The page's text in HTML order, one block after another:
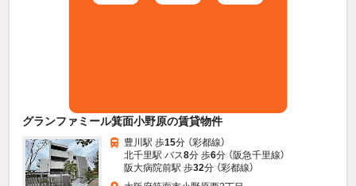
グランファミール箕面小野原の賃貸物件
豊川駅 歩15分 （彩都線）
北千里駅 バス8分 歩6分 （阪急千里線）
阪大病院前駅 歩32分 （彩都線）